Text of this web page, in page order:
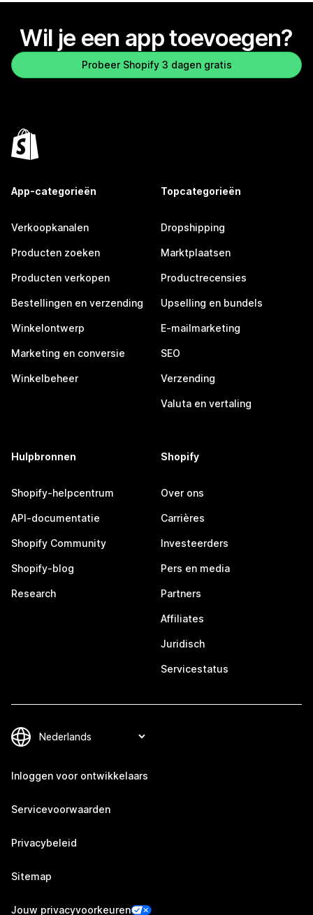
Wil je een app toevoegen?
Probeer Shopify 3 dagen gratis
App-categorieën
Verkoopkanalen
Producten zoeken
Producten verkopen
Bestellingen en verzending
Winkelontwerp
Marketing en conversie
Winkelbeheer
Topcategorieën
Dropshipping
Marktplaatsen
Productrecensies
Upselling en bundels
E-mailmarketing
SEO
Verzending
Valuta en vertaling
Hulpbronnen
Shopify-helpcentrum
API-documentatie
Shopify Community
Shopify-blog
Research
Shopify
Over ons
Carrières
Investeerders
Pers en media
Partners
Affiliates
Juridisch
Servicestatus
Inloggen voor ontwikkelaars
Servicevoorwaarden
Privacybeleid
Sitemap
Jouw privacyvoorkeuren